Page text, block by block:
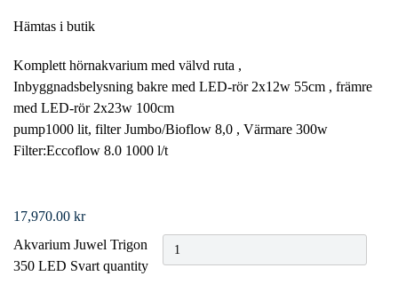
Hämtas i butik
Komplett hörnakvarium med välvd ruta ,
Inbyggnadsbelysning bakre med LED-rör 2x12w 55cm , främre
med LED-rör 2x23w 100cm
pump1000 lit, filter Jumbo/Bioflow 8,0 , Värmare 300w
Filter:Eccoflow 8.0 1000 l/t
17,970.00 kr
Akvarium Juwel Trigon
350 LED Svart quantity